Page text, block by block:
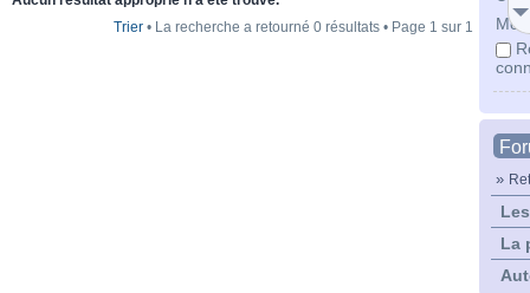
Mot
»
La
Trier • La recherche a retourné 0 résultats • Page 1 sur 1